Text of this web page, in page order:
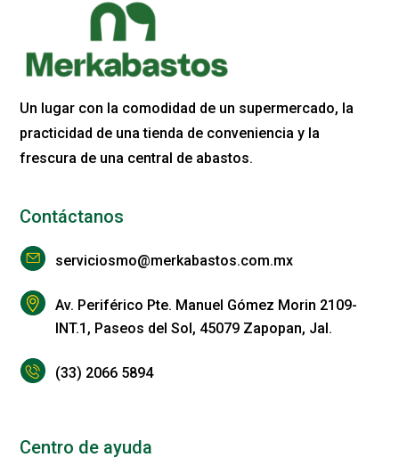
Un lugar con la comodidad de un supermercado, la
practicidad de una tienda de conveniencia y la
frescura de una central de abastos.
Contáctanos
serviciosmo@merkabastos.com.mx
Av. Periférico Pte. Manuel Gómez Morin 2109-
INT.1, Paseos del Sol, 45079 Zapopan, Jal.
(33) 2066 5894
Centro de ayuda